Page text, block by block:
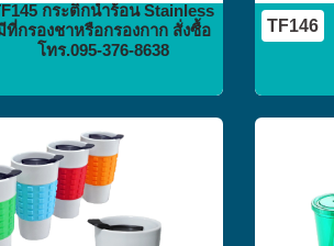
กระติกน้ำร้อน Stainless
ที่กรองชาหรือกรองกาก สั่งซื้อ
โทร.095-376-8638
TF146
กระติก
กระบอกน้ำ
flask vacuum